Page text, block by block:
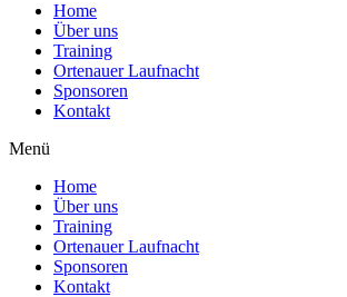
Home
Über uns
Training
Ortenauer Laufnacht
Sponsoren
Kontakt
Menü
Home
Über uns
Training
Ortenauer Laufnacht
Sponsoren
Kontakt